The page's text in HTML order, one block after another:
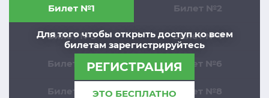
Для того чтобы открыть доступ ко всем
билетам зарегистрируйтесь
РЕГИСТРАЦИЯ
ЭТО БЕСПЛАТНО
Билет №1 Билет №2
Билет №3 Билет №4
Билет №5 Билет №6
Билет №7 Билет №8